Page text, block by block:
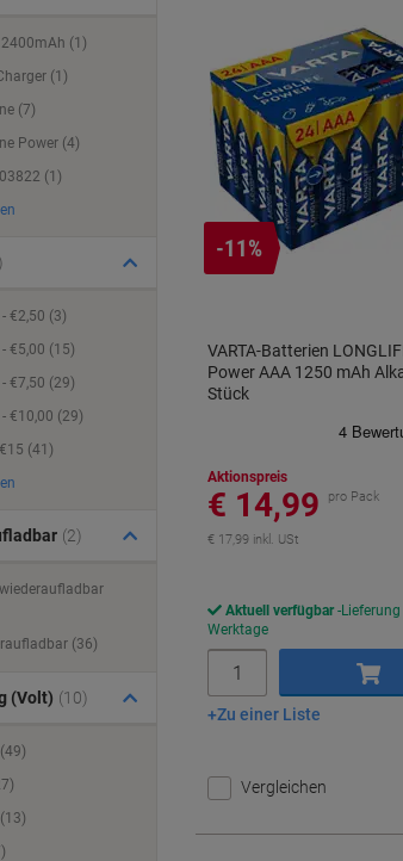
-11%
VARTA-Batterien
Power AAA 1250 mAh
Stück
Aktionspreis
€ 14,99 pro Pack
€ 17,99 inkl. USt
Aktuell verfügbar Lieferung
Werktage
In den
Zu einer Liste
Vergleichen
(1)
(1)
(7)
Power (4)
(1)
€2,50 (3)
€5,00 (15)
€7,50 (29)
€10,00 (29)
(41)
(2)
(36)
(Volt) (10)